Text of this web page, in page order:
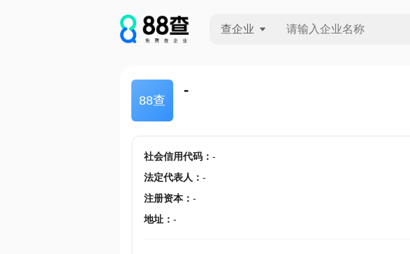
查企业
88查
-
社会信用代码： -
法定代表人 ： -
注册资本： -
地址： -